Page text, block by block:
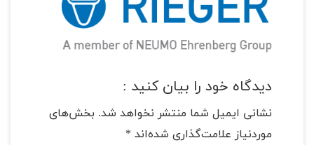
دیدگاه خود را بیان کنید :
نشانی ایمیل شما منتشر نخواهد شد. بخش‌های
موردنیاز علامت‌گذاری شده‌اند *